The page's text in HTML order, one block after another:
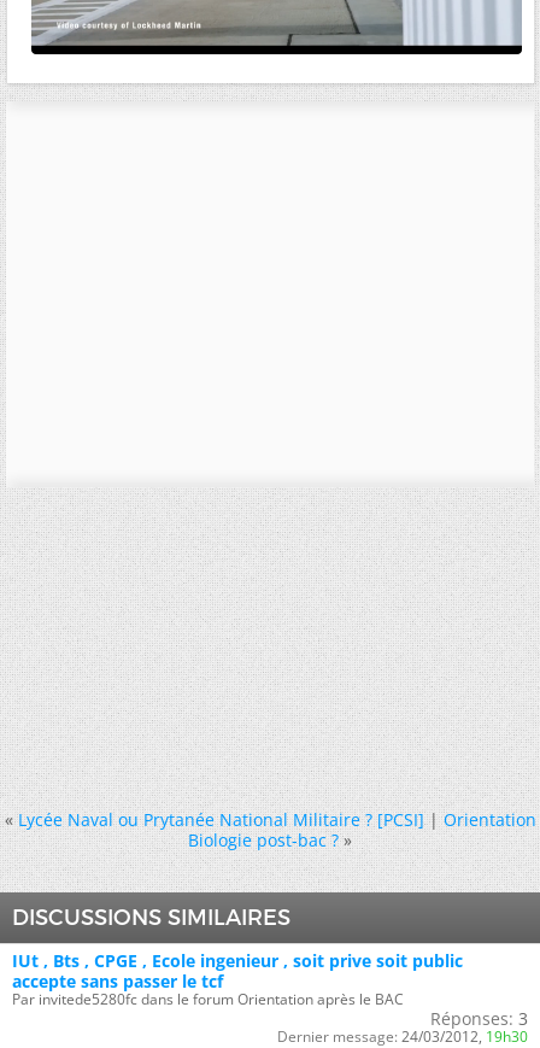
« Lycée Naval ou Prytanée National Militaire ? [PCSI]|Orientation
Biologie post-bac ? »
DISCUSSIONS SIMILAIRES
IUt , Bts , CPGE , Ecole ingenieur , soit prive soit public
accepte sans passer le tcf
Par invitede5280fc dans le forum Orientation après le BAC
Réponses: 3
Dernier message: 24/03/2012, 19h30